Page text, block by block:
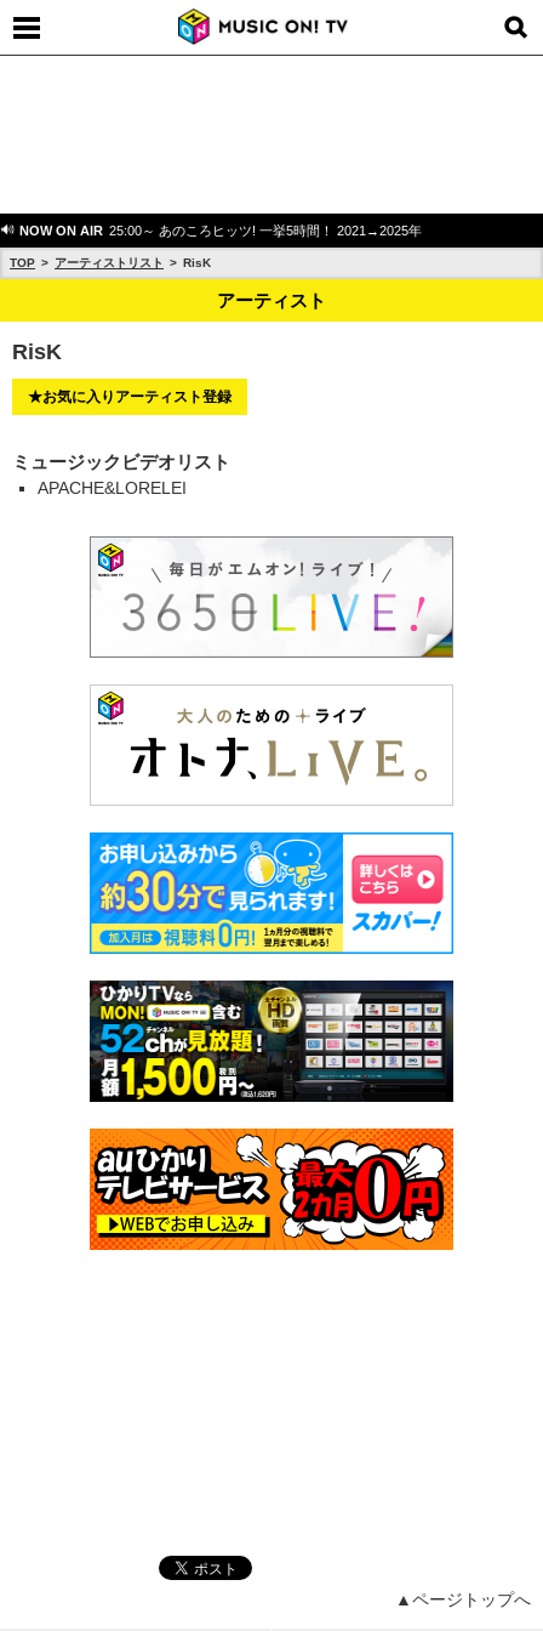
NOW ON AIR 25:00～ あのころヒッツ! 一挙5時間！ 2021→2025年
TOP アーティストリスト RisK
アーティスト
RisK
★お気に入りアーティスト登録
ミュージックビデオリスト
APACHE&LORELEI
▲ページトップへ